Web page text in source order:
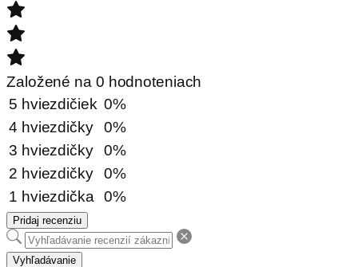
Založené na 0 hodnoteniach
5 hviezdičiek 0%
4 hviezdičky
0%
3 hviezdičky
0%
2 hviezdičky
0%
1 hviezdička
0%
Pridaj recenziu
Vyhľadávanie